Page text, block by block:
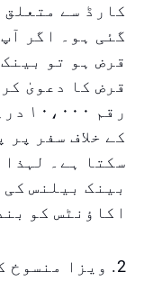
کارڈ سے
گئی ہو۔ اگر
قرض ہو تو
قرض کا دعویٰ
کے خلاف سفر
سکتا ہے۔
بینک بیلنس
اکاؤنٹس کو
2. ویزا منسوخ کرنا